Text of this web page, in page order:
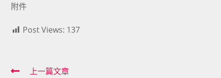
附件
Post Views: 137
Read上一篇文章